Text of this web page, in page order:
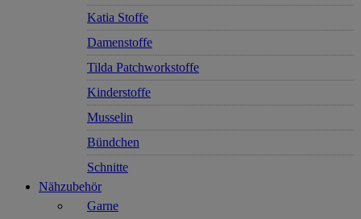
Katia Stoffe
Damenstoffe
Tilda Patchworkstoffe
Kinderstoffe
Musselin
Bündchen
Schnitte
Nähzubehör
Garne